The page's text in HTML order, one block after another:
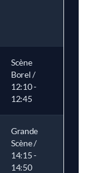
Scène
Borel /
12:10 -
12:45
Grande
Scène /
14:15 -
14:50